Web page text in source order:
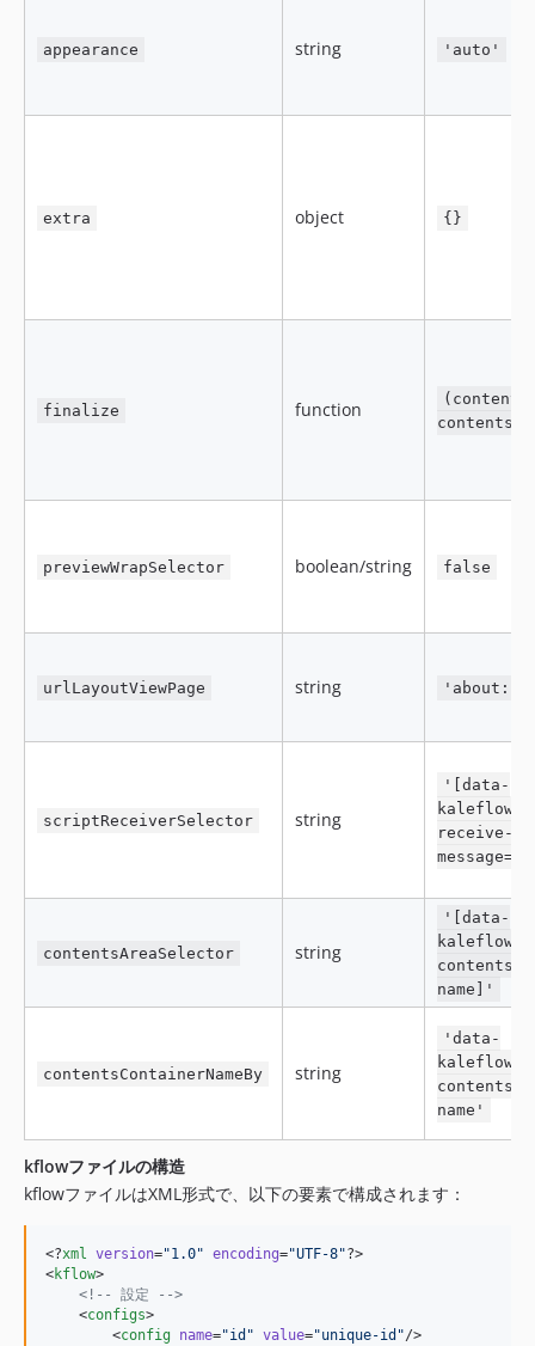
appearance string 'auto'
extra object {}
finalize function
contents
previewWrapSelector boolean/string false
urlLayoutViewPage string
scriptReceiverSelector string
'[data-
receive-
contentsAreaSelector string
'[data-
contents-
name]'
contentsContainerNameBy string
'data-
contents-
name'
kflowファイルの構造
kflowファイルはXML形式で、以下の要素で構成されます：
<?xml version="1.0" encoding="UTF-8"?>
<kflow>
<!--
設定
-->
    <
configs>
        <
config name="id " value="unique-id "/>